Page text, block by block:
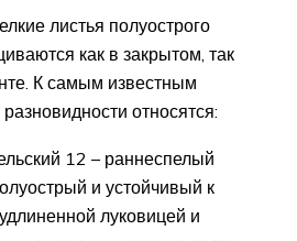
листья полуострого
как в закрытом, так
К самым известным
относятся:
12 – раннеспелый
и устойчивый к
луковицей и